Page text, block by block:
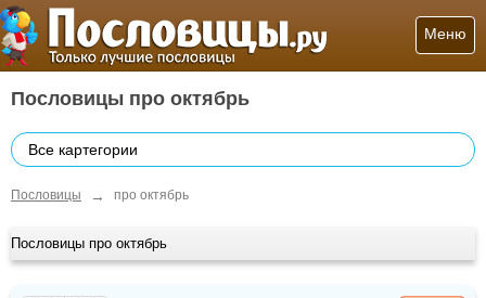
Меню
Пословицы про октябрь
Все картегории
Пословицы → про октябрь
Пословицы про октябрь